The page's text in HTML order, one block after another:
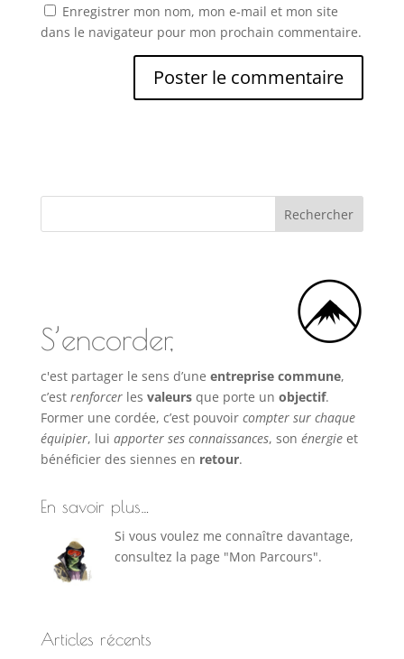
Enregistrer mon nom, mon e-mail et mon site
dans le navigateur pour mon prochain commentaire.
S’encorder,
c'est partager le sens d’une entreprise commune,
c’est renforcerles valeursque porte un objectif.
Former une cordée, c’est pouvoircompter sur chaque
équipier, lui apporter ses connaissances, son énergieet
bénéficier des siennes en retour.
En savoir plus…
Si vous voulez me connaître davantage,
consultez la page "Mon Parcours".
Articles récents